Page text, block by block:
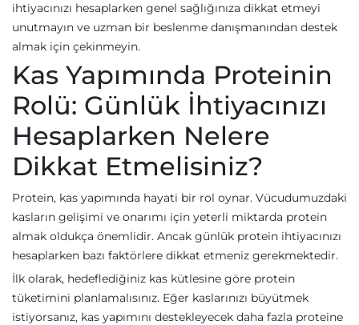
ihtiyacınızı hesaplarken genel sağlığınıza dikkat etmeyi
unutmayın ve uzman bir beslenme danışmanından destek
almak için çekinmeyin.
Kas Yapımında Proteinin
Rolü: Günlük İhtiyacınızı
Hesaplarken Nelere
Dikkat Etmelisiniz?
Protein, kas yapımında hayati bir rol oynar. Vücudumuzdaki
kasların gelişimi ve onarımı için yeterli miktarda protein
almak oldukça önemlidir. Ancak günlük protein ihtiyacınızı
hesaplarken bazı faktörlere dikkat etmeniz gerekmektedir.
İlk olarak, hedeflediğiniz kas kütlesine göre protein
tüketimini planlamalısınız. Eğer kaslarınızı büyütmek
istiyorsanız, kas yapımını destekleyecek daha fazla proteine